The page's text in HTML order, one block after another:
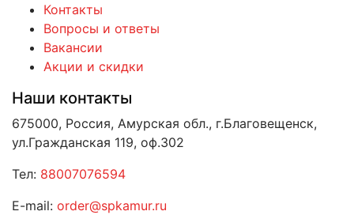
Контакты
Вопросы и ответы
Вакансии
Акции и скидки
Наши контакты
675000, Россия, Амурская обл., г.Благовещенск,
ул.Гражданская 119, оф.302
Тел: 88007076594
E-mail: order@spkamur.ru